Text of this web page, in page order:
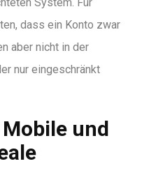
dass ein Konto zwar
aber nicht in der
nur eingeschränkt
und